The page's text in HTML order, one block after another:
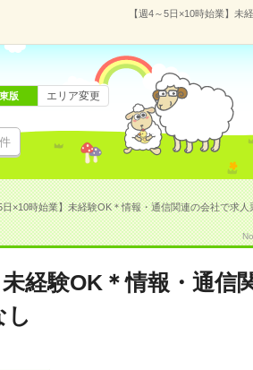
【週4～5日×10時始業】未
版 エリア変更
日×10時始業】未経験OK＊情報・通信関連の会社で求
経験OK＊情報・通信
し